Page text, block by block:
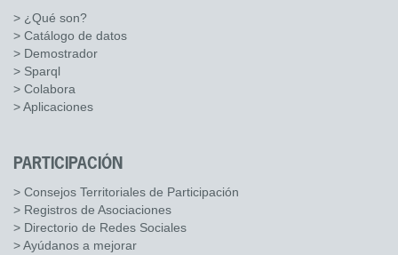
> ¿Qué son?
> Catálogo de datos
> Demostrador
> Sparql
> Colabora
> Aplicaciones
PARTICIPACIÓN
> Consejos Territoriales de Participación
> Registros de Asociaciones
> Directorio de Redes Sociales
> Ayúdanos a mejorar